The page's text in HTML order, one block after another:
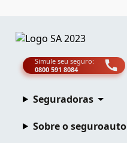
Seguradoras
Sobre o seguroauto
Simule seu seguro:
0800 591 8084